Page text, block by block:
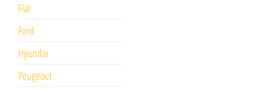
Fiat
Ford
Hyundai
Peugeout